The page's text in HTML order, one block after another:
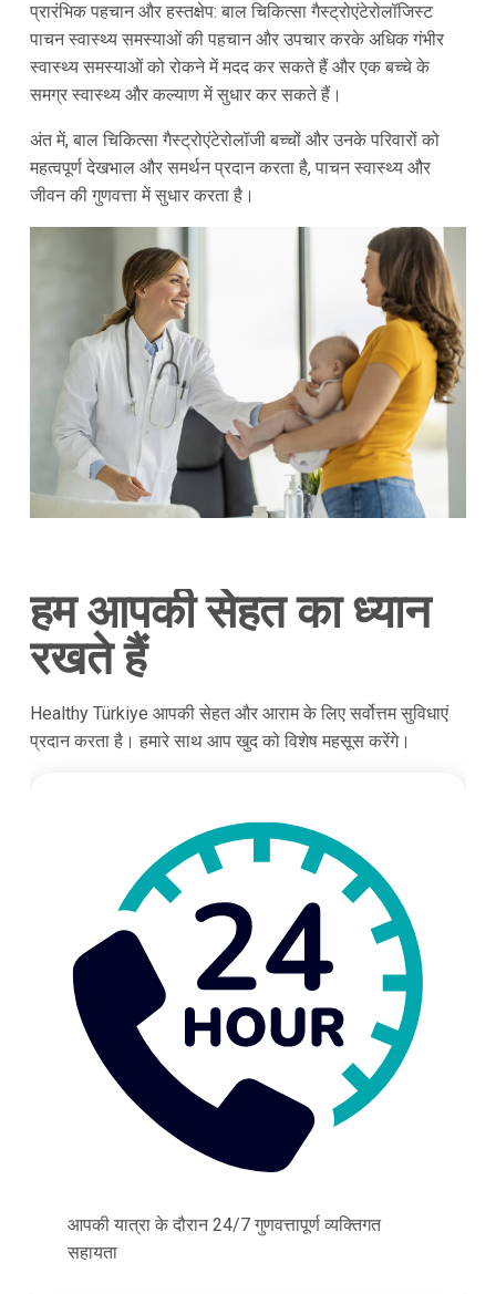
प्रारंभिक पहचान और हस्तक्षेप: बाल चिकित्सा गैस्ट्रोएंटेरोलॉजिस्ट
पाचन स्वास्थ्य समस्याओं की पहचान और उपचार करके अधिक गंभीर
स्वास्थ्य समस्याओं को रोकने में मदद कर सकते हैं और एक बच्चे के
समग्र स्वास्थ्य और कल्याण में सुधार कर सकते हैं।
अंत में, बाल चिकित्सा गैस्ट्रोएंटेरोलॉजी बच्चों और उनके परिवारों को
महत्वपूर्ण देखभाल और समर्थन प्रदान करता है, पाचन स्वास्थ्य और
जीवन की गुणवत्ता में सुधार करता है।
हम आपकी सेहत का ध्यान
रखते हैं
Healthy Türkiye आपकी सेहत और आराम के लिए सर्वोत्तम सुविधाएं
प्रदान करता है। हमारे साथ आप खुद को विशेष महसूस करेंगे।
आपकी यात्रा के दौरान 24/7 गुणवत्तापूर्ण व्यक्तिगत
सहायता